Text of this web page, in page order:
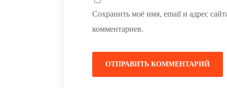
Сохранить моё имя, email и адрес
комментариев.